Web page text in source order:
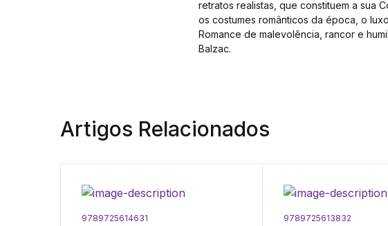
retratos realistas, que constituem a sua
os costumes românticos da época, o
Romance de malevolência, rancor e
Balzac.
Artigos Relacionados
9789725614631 9789725613832